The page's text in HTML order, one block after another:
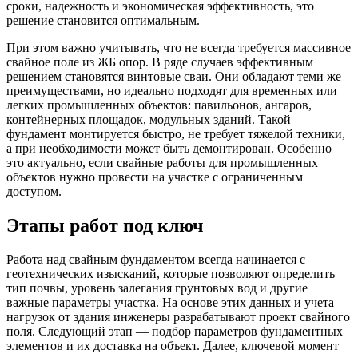
сроки, надежность и экономическая эффективность, это
решение становится оптимальным.
При этом важно учитывать, что не всегда требуется массивное
свайное поле из ЖБ опор. В ряде случаев эффективным
решением становятся винтовые сваи. Они обладают теми же
преимуществами, но идеально подходят для временных или
легких промышленных объектов: павильонов, ангаров,
контейнерных площадок, модульных зданий. Такой
фундамент монтируется быстро, не требует тяжелой техники,
а при необходимости может быть демонтирован. Особенно
это актуально, если свайные работы для промышленных
объектов нужно провести на участке с ограниченным
доступом.
Этапы работ под ключ
Работа над свайным фундаментом всегда начинается с
геотехнических изысканий, которые позволяют определить
тип почвы, уровень залегания грунтовых вод и другие
важные параметры участка. На основе этих данных и учета
нагрузок от здания инженеры разрабатывают проект свайного
поля. Следующий этап — подбор параметров фундаментных
элементов и их доставка на объект. Далее, ключевой момент